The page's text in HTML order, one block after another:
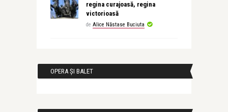
regina curajoasă, regina
victorioasă
de Alice Năstase Buciuta
OPERA ȘI BALET